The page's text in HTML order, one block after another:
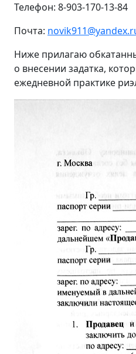
Телефон: 8-903-170-13-84
Почта:
Ниже прилагаю
о внесении задатка,
ежедневной практике